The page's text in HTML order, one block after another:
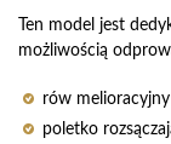
Ten model jest
możliwością
rów
poletko